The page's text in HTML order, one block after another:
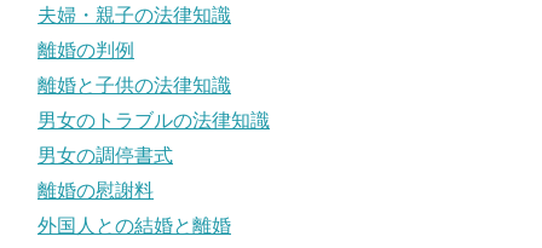
夫婦・親子の法律知識
離婚の判例
離婚と子供の法律知識
男女のトラブルの法律知識
男女の調停書式
離婚の慰謝料
外国人との結婚と離婚